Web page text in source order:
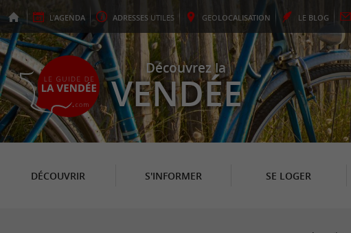
L'AGENDA ADRESSES UTILES GEOLOCALISATION LE BLOG
Découvrez la
VENDÉE
DÉCOUVRIR S'INFORMER SE LOGER